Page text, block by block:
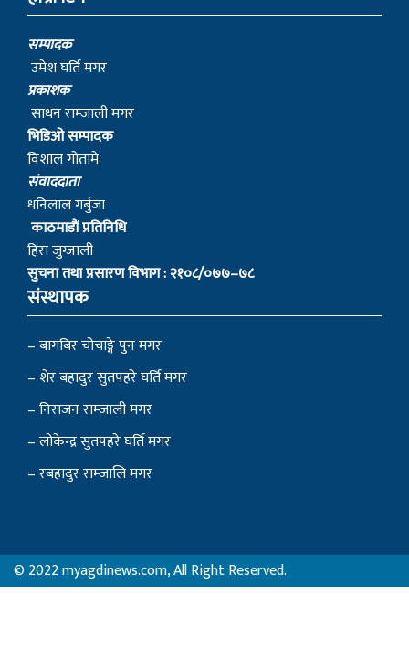
सम्पादक
उमेश घर्ति मगर
प्रकाशक
साधन राम्जाली मगर
भिडिओ सम्पादक
विशाल गोतामे
स‌ंवाददाता
धनिलाल गर्बुजा
काठमाडाैं प्रतिनिधि
हिरा जुग्जाली
सुचना तथा प्रसारण विभाग : २१०८/०७७–७८
संस्थापक
– बागबिर चोचाङ्गे पुन मगर
– शेर बहादुर सुतपहरे घर्ति मगर
– निराजन राम्जाली मगर
– लोकेन्द्र सुतपहरे घर्ति मगर
– रबहादुर राम्जालि मगर
© 2022 myagdinews.com, All Right Reserved.